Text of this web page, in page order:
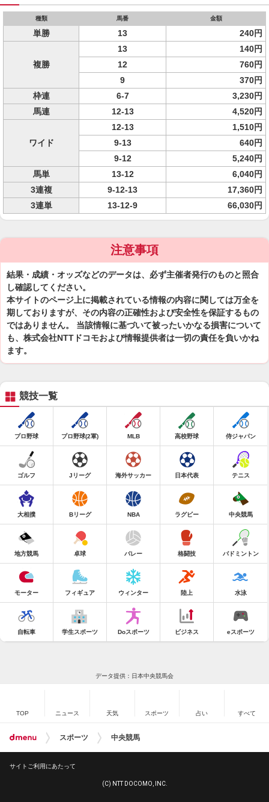
種類 馬番 金額
単勝 13 240円
複勝
13
140円
12
760円
9
370円
枠連
6-7
3,230円
馬連
12-13 4,520円
ワイド
12-13
1,510円
9-13
640円
9-12
5,240円
馬単
13-12
6,040円
3連複
9-12-13
17,360円
3連単
13-12-9 66,030円
注意事項
結果・成績・オッズなどのデータは、必ず主催者発行のものと照合
し確認してください。
本サイトのページ上に掲載されている情報の内容に関しては万全を
期しておりますが、その内容の正確性および安全性を保証するもの
ではありません。 当該情報に基づいて被ったいかなる損害について
も、株式会社NTTドコモおよび情報提供者は一切の責任を負いかね
ます。
競技一覧
プロ野球 プロ野球(2軍) MLB 高校野球 侍ジャパン
ゴルフ Jリーグ 海外サッカー 日本代表 テニス
大相撲 Bリーグ NBA ラグビー 中央競馬
地方競馬 卓球 バレー 格闘技 バドミントン
モーター フィギュア ウィンター 陸上 水泳
自転車 学生スポーツ Doスポーツ ビジネス eスポーツ
データ提供：日本中央競馬会
TOP ニュース 天気 スポーツ 占い すべて
スポーツ 中央競馬
サイトご利用にあたって
(C) NTT DOCOMO, INC.